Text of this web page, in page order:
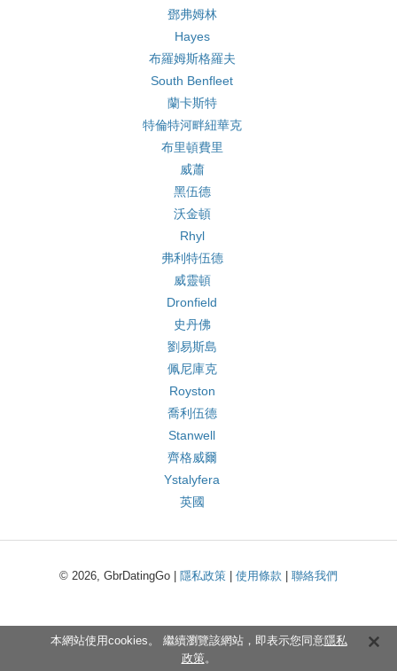
鄧弗姆林
Hayes
布羅姆斯格羅夫
South Benfleet
蘭卡斯特
特倫特河畔紐華克
布里頓費里
威蕭
黑伍德
沃金頓
Rhyl
弗利特伍德
威靈頓
Dronfield
史丹佛
劉易斯島
佩尼庫克
Royston
喬利伍德
Stanwell
齊格威爾
Ystalyfera
英國
© 2026, GbrDatingGo | 隱私政策 使用條款 聯絡我們
本網站使用cookies。 繼續瀏覽該網站，即表示您同意隱私
政策。